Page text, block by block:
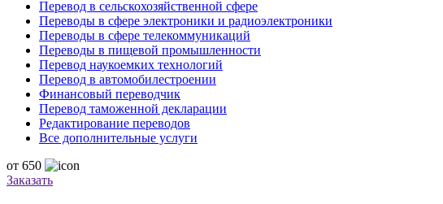
Перевод в сельскохозяйственной сфере
Переводы в сфере электроники и радиоэлектроники
Переводы в сфере телекоммуникаций
Переводы в пищевой промышленности
Перевод наукоемких технологий
Перевод в автомобилестроении
Финансовый переводчик
Перевод таможенной декларации
Редактирование переводов
Все дополнительные услуги
от 650
Заказать